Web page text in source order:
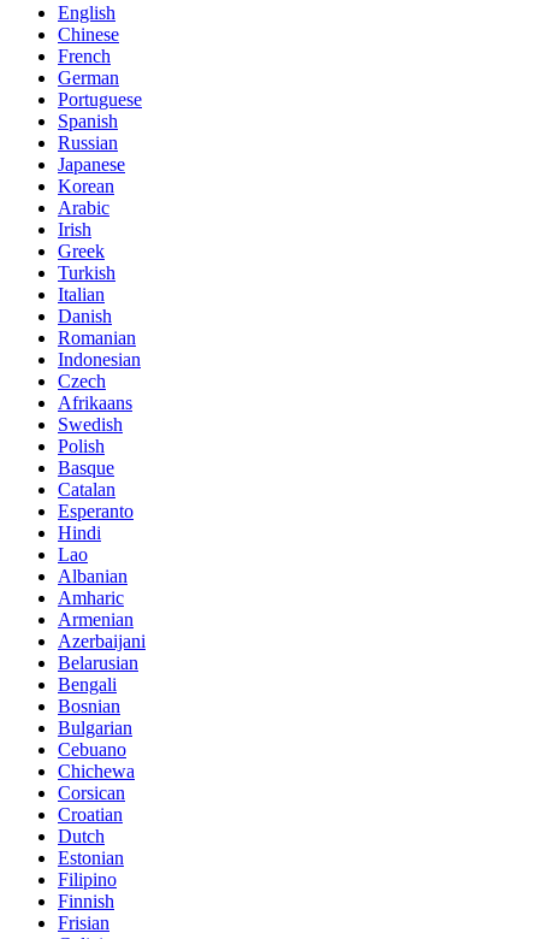
English
Chinese
French
German
Portuguese
Spanish
Russian
Japanese
Korean
Arabic
Irish
Greek
Turkish
Italian
Danish
Romanian
Indonesian
Czech
Afrikaans
Swedish
Polish
Basque
Catalan
Esperanto
Hindi
Lao
Albanian
Amharic
Armenian
Azerbaijani
Belarusian
Bengali
Bosnian
Bulgarian
Cebuano
Chichewa
Corsican
Croatian
Dutch
Estonian
Filipino
Finnish
Frisian